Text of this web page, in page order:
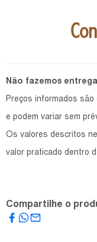
Não fazemos
Preços informados são
e podem variar sem
Os valores descritos
valor praticado dentro
Compartilhe o